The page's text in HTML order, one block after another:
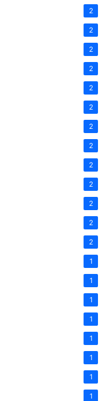
2
2
2
2
2
2
2
2
2
2
2
2
2
1
1
1
1
1
1
1
1